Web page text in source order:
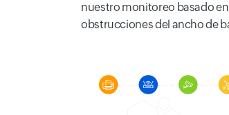
nuestro monitoreo basado en
obstrucciones del ancho de